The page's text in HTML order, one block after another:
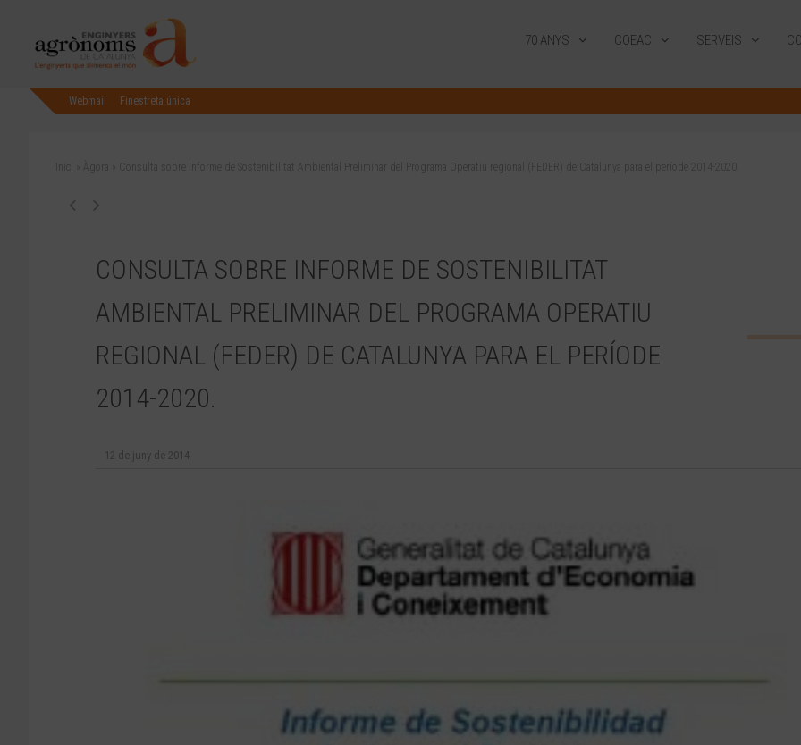
70 ANYS COEAC SERVEIS
Webmail Finestreta única
Inici Àgora Consulta sobre Informe de Sostenibilitat Ambiental Preliminar del Programa Operatiu regional (FEDER) de Catalunya para el període 2014-2020.
CONSULTA SOBRE INFORME DE SOSTENIBILITAT
AMBIENTAL PRELIMINAR DEL PROGRAMA OPERATIU
REGIONAL (FEDER) DE CATALUNYA PARA EL PERÍODE
2014-2020.
12 de juny de 2014